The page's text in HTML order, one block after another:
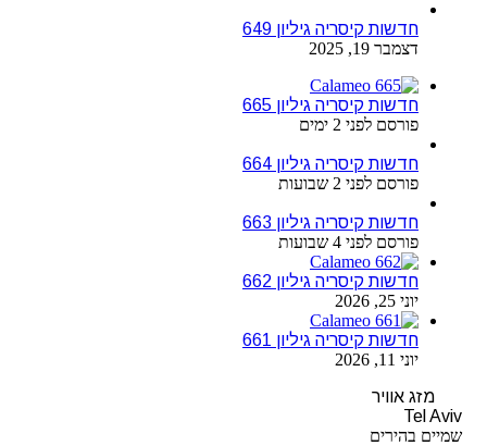
חדשות קיסריה גיליון 649
דצמבר 19, 2025
חדשות קיסריה גיליון 665
פורסם לפני 2 ימים
חדשות קיסריה גיליון 664
פורסם לפני 2 שבועות
חדשות קיסריה גיליון 663
פורסם לפני 4 שבועות
חדשות קיסריה גיליון 662
יוני 25, 2026
חדשות קיסריה גיליון 661
יוני 11, 2026
מזג אוויר
Tel Aviv
שמיים בהירים